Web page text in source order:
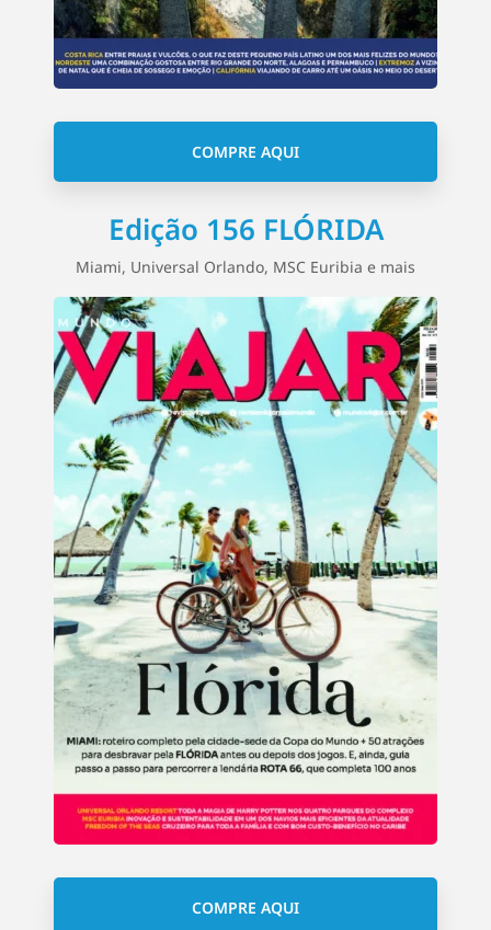
COMPRE AQUI
Edição 156 FLÓRIDA
Miami, Universal Orlando, MSC Euribia e mais
COMPRE AQUI